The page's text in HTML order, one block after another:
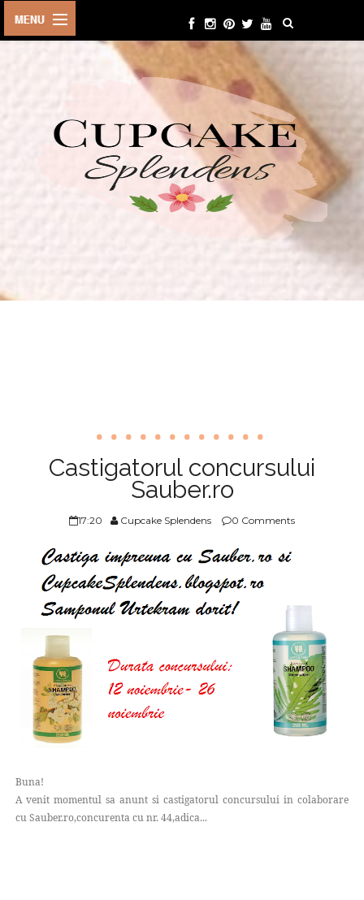
BEAUTY
CONTACT
Castigatorul concursului
Sauber.ro
17:20 Cupcake Splendens 0 Comments
Buna!
A venit momentul sa anunt si castigatorul concursului in colaborare
cu Sauber.ro,concurenta cu nr. 44,adica...